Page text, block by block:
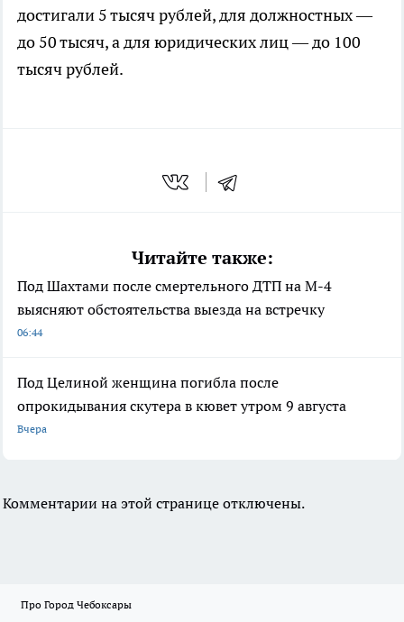
достигали 5 тысяч рублей, для должностных —
до 50 тысяч, а для юридических лиц — до 100
тысяч рублей.
Читайте также:
Под Шахтами после смертельного ДТП на М-4
выясняют обстоятельства выезда на встречку
06:44
Под Целиной женщина погибла после
опрокидывания скутера в кювет утром 9 августа
Вчера
Комментарии на этой странице отключены.
Про Город Чебоксары